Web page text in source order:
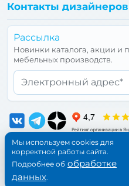
Мы используем cookies для
корректной работы сайта.
Подробнее об обработке
данных.
Контакты дизайнеров
Рассылка
Новинки каталога, акции и
мебельных производств.
Email*
📍 Адрес: Санкт-Петербург,
©1997-2026Петропрофиль.